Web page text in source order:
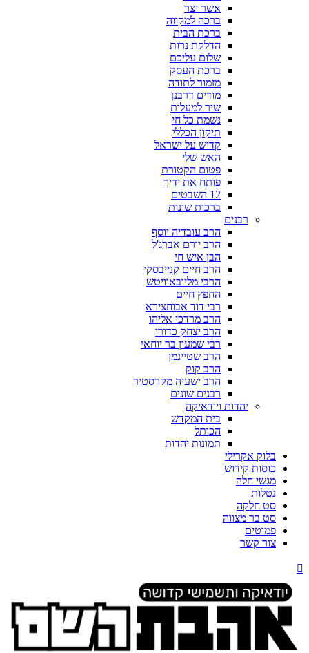
אשר יצר
ברכה למקווה
ברכת הבית
הדלקת נרות
שלום עליכם
ברכת העסק
מזמור לתודה
מודים דרבנן
שיר למעלות
נשמת כל חי
תיקון הכללי
קדיש על ישראל
האש שלי
פטום הקטורת
פותח את ידיך
12 השבטים
ברכות שונות
רבנים
הרב עובדיה יוסף
הרב יורם אברג'ל
הבן איש חי
הרב חיים קנייבסקי
הרבי מליובאוויטש
החפץ חיים
רבי דוד אבוחצירא
הרב מרדכי אליהו
הרב יצחק כדורי
רבי שמעון בר יוחאי
הרב שטיינמן
הרב קוק
הרב ישעיה מקרסטיר
רבנים שונים
יהדות ויודאיקה
בית המקדש
הכותל
תמונות יהדות
בלוק אקרילי
כוסות קידוש
מגשי חלה
נטלות
סט חלקה
סט בר מצווה
פמוטים
צור קשר